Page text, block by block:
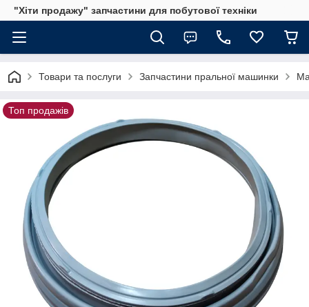
"Хіти продажу" запчастини для побутової техніки
Товари та послуги Запчастини пральної машинки
Топ продажів